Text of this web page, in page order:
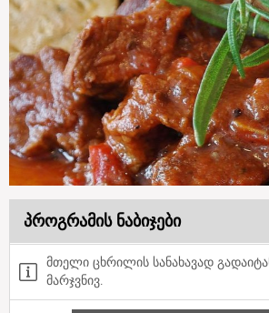
პროგრამის ნაბიჯები
მთელი ცხრილის სანახავად
მარჯვნივ.